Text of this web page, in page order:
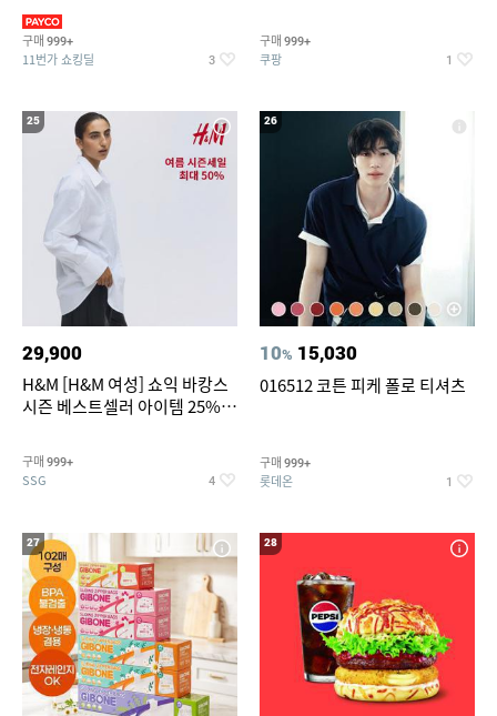
구매 999+
11번가 쇼킹딜 3
구매 999+
쿠팡 1
25
29,900
H&M [H&M 여성] 쇼익 바캉스
시즌 베스트셀러 아이템 25%
구매 999+
SSG 4
26
10% 15,030
016512 코튼 피케 폴로 티셔츠
구매 999+
롯데온 1
27 28